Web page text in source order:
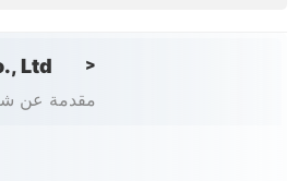
Ltd >
مقدمة عن